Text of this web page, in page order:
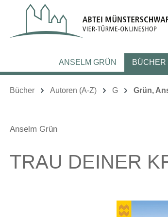
Hauptinhalt springen
Zur Suche springen
Zur Hauptnavigation springen
ANSELM GRÜN BÜCHER
Bücher Autoren (A-Z) G Grün,
Anselm Grün
TRAU DEINER